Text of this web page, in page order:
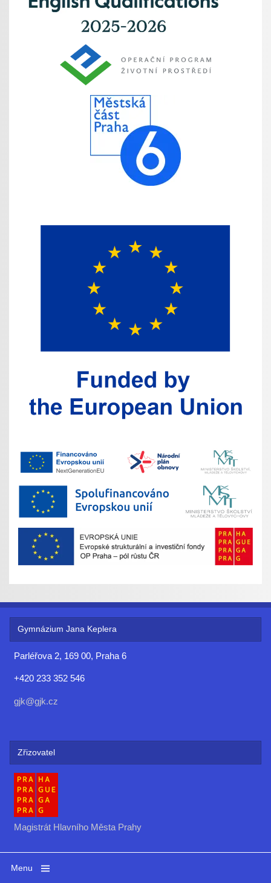
Gymnázium Jana Keplera
Parléřova 2, 169 00, Praha 6
+420 233 352 546
gjk@gjk.cz
Zřizovatel
Magistrát Hlavního Města Prahy
Menu